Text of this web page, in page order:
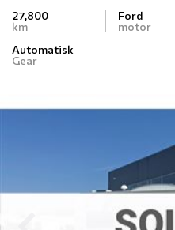
27,800
km
Automatisk
Gear
Ford
motor